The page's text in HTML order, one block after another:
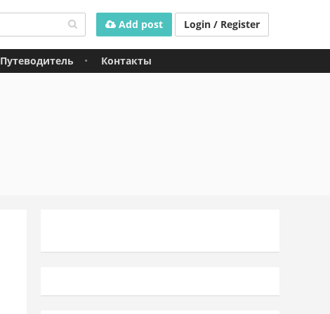
Add post Login / Register
Путеводитель Контакты